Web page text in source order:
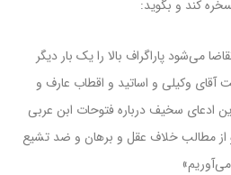
کند و بگوید:
می‌شود پاراگراف بالا را یک بار دیگر
آقای وکیلی و اساتید و اقطاب عارف و
ادعای سخیف درباره فتوحات ابن عربی
از مطالب خلاف عقل و برهان و ضد تشیع